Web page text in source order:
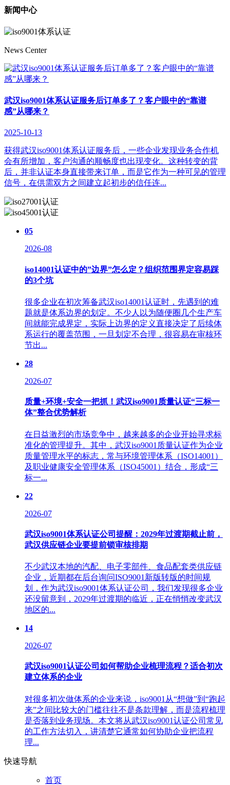
新闻中心
News Center
武汉iso9001体系认证服务后订单多了？客户眼中的“靠谱
感”从哪来？
2025-10-13
获得武汉iso9001体系认证服务后，一些企业发现业务合作机
会有所增加，客户沟通的顺畅度也出现变化。这种转变的背
后，并非认证本身直接带来订单，而是它作为一种可见的管理
信号，在供需双方之间建立起初步的信任连...
05
2026-08
iso14001认证中的”边界”怎么定？组织范围界定容易踩
的3个坑
很多企业在初次筹备武汉iso14001认证时，先遇到的难
题就是体系边界的划定。不少人以为随便圈几个生产车
间就能完成界定，实际上边界的定义直接决定了后续体
系运行的覆盖范围，一旦划定不合理，很容易在审核环
节出...
28
2026-07
质量+环境+安全一把抓！武汉iso9001质量认证“三标一
体”整合优势解析
在日益激烈的市场竞争中，越来越多的企业开始寻求标
准化的管理提升。其中，武汉iso9001质量认证作为企业
质量管理水平的标志，常与环境管理体系（ISO14001）
及职业健康安全管理体系（ISO45001）结合，形成“三
标一...
22
2026-07
武汉iso9001体系认证公司提醒：2029年过渡期截止前，
武汉供应链企业要提前锁审核排期
不少武汉本地的汽配、电子零部件、食品配套类供应链
企业，近期都在后台询问ISO9001新版转版的时间规
划，作为武汉iso9001体系认证公司，我们发现很多企业
还没留意到，2029年过渡期的临近，正在悄悄改变武汉
地区的...
14
2026-07
武汉iso9001认证公司如何帮助企业梳理流程？适合初次
建立体系的企业
对很多初次做体系的企业来说，iso9001从“想做”到“跑起
来”之间比较大的门槛往往不是条款理解，而是流程梳理
是否落到业务现场。本文将从武汉iso9001认证公司常见
的工作方法切入，讲清楚它通常如何协助企业把流程
理...
快速导航
首页